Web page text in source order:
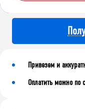
Привезем и
Оплатить можно по